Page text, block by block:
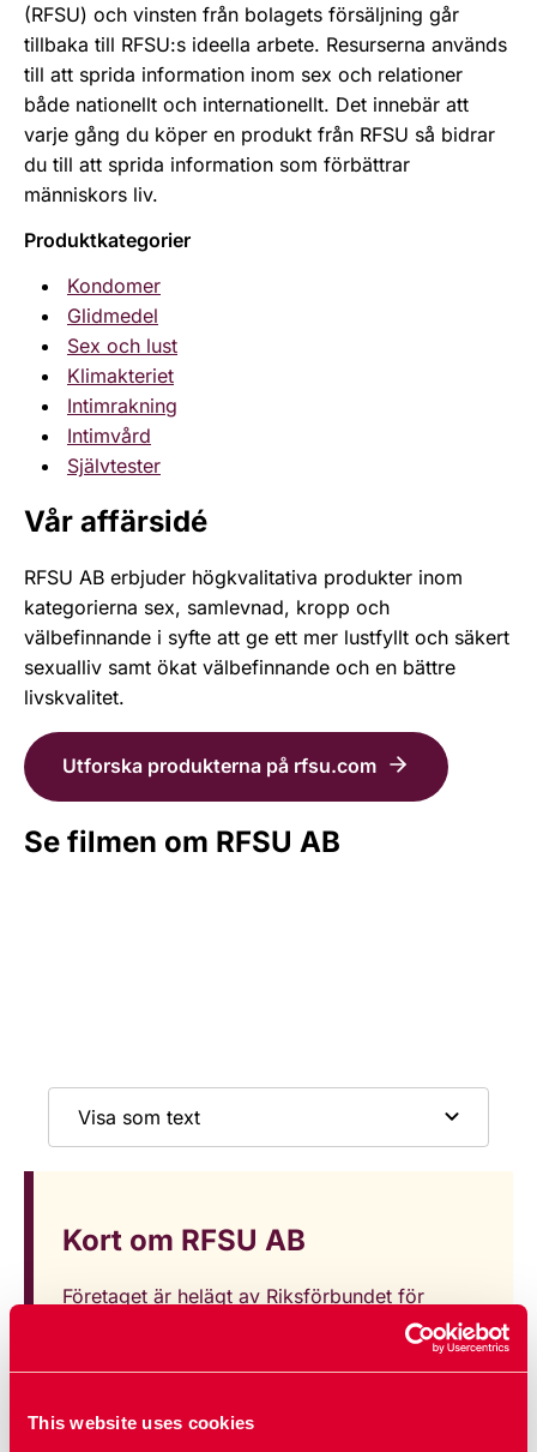
This website uses cookies
(RFSU) och vinsten från bolagets försäljning går
tillbaka till RFSU:s ideella arbete. Resurserna används
till att sprida information inom sex och relationer
både nationellt och internationellt. Det innebär att
varje gång du köper en produkt från RFSU så bidrar
du till att sprida information som förbättrar
människors liv.
Produktkategorier
Kondomer
Glidmedel
Sex och lust
Klimakteriet
Intimrakning
Intimvård
Självtester
Vår affärsidé
RFSU AB erbjuder högkvalitativa produkter inom
kategorierna sex, samlevnad, kropp och
välbefinnande­ i syfte att ge ett mer lustfyllt och säkert
sexualliv samt ökat välbefinnande och en bättre
livskvalitet.
Utforska produkterna på rfsu.com
Se filmen om RFSU AB
Visa som text
Kort om RFSU AB
Företaget är helägt av Riksförbundet för
sexuell upplysning (RFSU) som grundades
genom de egna varumärkena RFSU och Tunto.